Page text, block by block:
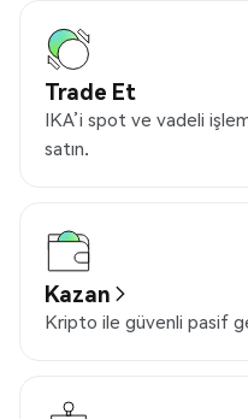
Trade Et
IKA’i spot ve vadeli
satın.
Kazan
Kripto ile güvenli pasif